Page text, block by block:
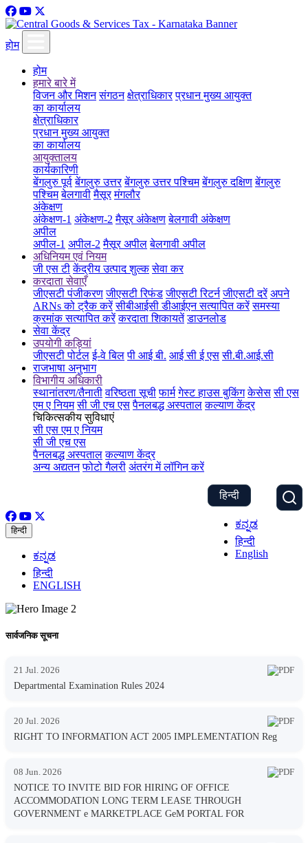
होम
होम
हमारे बारे में
विजन और मिशन संगठन क्षेत्राधिकार प्रधान मुख्य आयुक्त
का कार्यालय
क्षेत्राधिकार
प्रधान मुख्य आयुक्त
का कार्यालय
आयुक्तालय
कार्यकारिणी
बेंगलुरु पूर्व बेंगलुरु उत्तर बेंगलुरु उत्तर पश्चिम बेंगलुरु दक्षिण बेंगलुरु
पश्चिम बेलगावी मैसूर मंगलौर
अंकेक्षण
अंकेक्षण-1 अंकेक्षण-2 मैसूर अंकेक्षण बेलगावी अंकेक्षण
अपील
अपील-1 अपील-2 मैसूर अपील बेलगावी अपील
अधिनियम एवं नियम
जी एस टी केंद्रीय उत्पाद शुल्क सेवा कर
करदाता सेवाएँ
जीएसटी पंजीकरण जीएसटी रिफंड जीएसटी रिटर्न जीएसटी दरें अपने
ARNs को ट्रैक करें सीबीआईसी डीआईएन सत्यापित करें समस्या
क्रमांक सत्यापित करें करदाता शिकायतें डाउनलोड
सेवा केंद्र
उपयोगी कड़ियां
जीएसटी पोर्टल ई-वे बिल पी आई बी. आई सी ई एस सी.बी.आई.सी
राजभाषा अनुभाग
विभागीय अधिकारी
स्थानांतरण/तैनाती वरिष्ठता सूची फार्म गेस्ट हाउस बुकिंग केसेस सी एस
एम ए नियम सी जी एच एस पैनलबद्ध अस्पताल कल्याण केंद्र
चिकित्सकीय सुविधाएं
सी एस एम ए नियम
सी जी एच एस
पैनलबद्ध अस्पताल कल्याण केंद्र
अन्य अद्यतन फोटो गैलरी अंतरंग में लॉगिन करें
हिन्दी
ಕನ್ನಡ
हिन्दी
English
हिन्दी
ಕನ್ನಡ
हिन्दी
ENGLISH
सार्वजनिक सूचना
21 Jul. 2026
Departmental Examination Rules 2024
20 Jul. 2026
RIGHT TO INFORMATION ACT 2005 IMPLEMENTATION Reg
08 Jun. 2026
NOTICE TO INVITE BID FOR HIRING OF OFFICE
ACCOMMODATION LONG TERM LEASE THROUGH
GOVERNMENT e MARKETPLACE GeM PORTAL FOR